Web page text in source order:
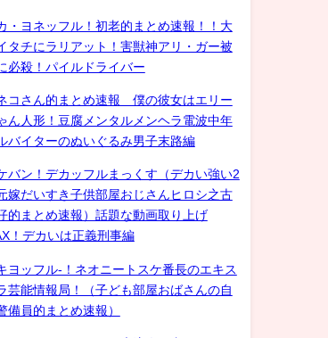
・ヨネッフル！初老的まとめ速報！！大
タチにラリアット！害獣神アリ・ガー被
必殺！パイルドライバー
コさん的まとめ速報 僕の彼女はエリー
ん人形！豆腐メンタルメンヘラ電波中年
バイターのぬいぐるみ男子末路編
バン！デカッフルまっくす（デカい強い2
嫁だいすき子供部屋おじさんヒロシ之古
的まとめ速報）話題な動画取り上げ
！デカいは正義刑事編
ヨッフル-！ネオニートスケ番長のエキス
芸能情報局！（子ども部屋おばさんの自
備員的まとめ速報）